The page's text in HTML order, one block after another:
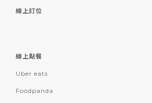
線上訂位
線上點餐
Uber eats
Foodpanda